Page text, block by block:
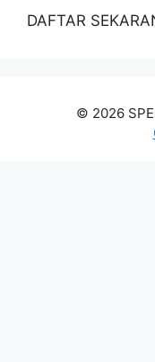
DAFTAR
© 2026